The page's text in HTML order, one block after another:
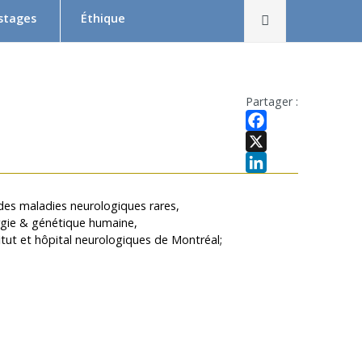
Éthique
Formation en éthique de la recherche
Dépôt et suivi d’un projet au CER RDP
Partager :
Facebook
X
maladies neurologiques rares,
& génétique humaine,
et hôpital neurologiques de Montréal;